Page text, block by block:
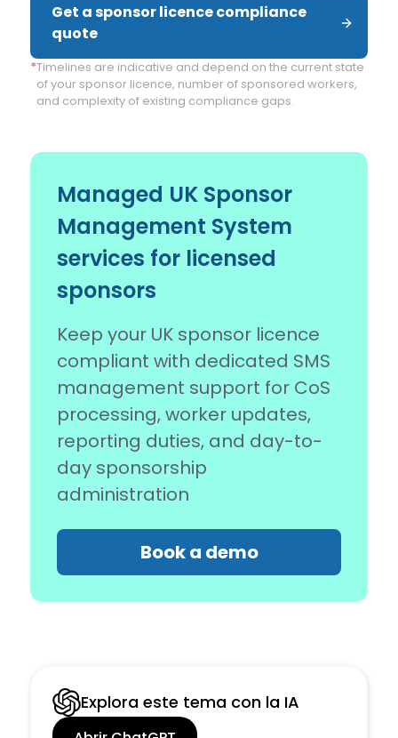
Get a sponsor licence compliance
quote
*Timelines are indicative and depend on the current state
of your sponsor licence, number of sponsored workers,
and complexity of existing compliance gaps.
Managed UK Sponsor
Management System
services for licensed
sponsors
Keep your UK sponsor licence
compliant with dedicated SMS
management support for CoS
processing, worker updates,
reporting duties, and day-to-
day sponsorship
administration
Book a demo
Explora este tema con la IA